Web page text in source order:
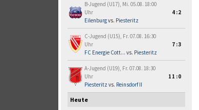
B-Jugend (U17), Mi. 05.08. 18:00
Uhr
Eilenburgvs. Piesteritz
4:2
C-Jugend (U15), Fr. 07.08. 16:30
Uhr
FC Energie Cott... vs. Piesteritz
7:3
A-Jugend (U19), Fr. 07.08. 18:30
Uhr
Piesteritz vs. Reinsdorf II
11:0
Heute